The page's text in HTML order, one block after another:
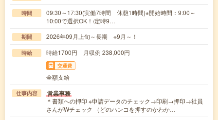
時間
09:30～17:30(実働7時間 休憩1時間)※開始時間：9:00～
10:00で選択OK！/定時9…
期間 2026年09月上旬～長期 ※9月～！
時給 時給1700円 月収例 238,000円
交通費
全額支給
仕事内容 営業事務
＊書類への押印 ※申請データのチェック→印刷→押印→社員
さんがWチェック （どのハンコを押すのかわか…